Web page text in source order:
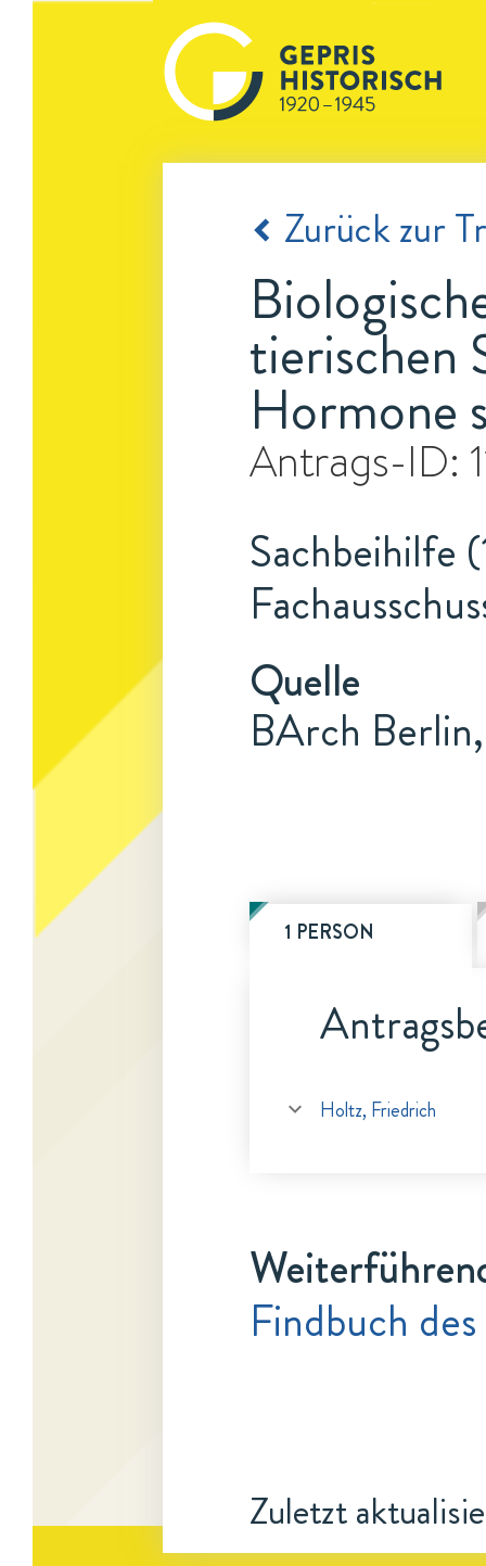
Zurück zur
tierischen
Hormone
Antrags-ID:
Sachbeihilfe
Quelle
BArch
1 PERSON
Holtz, Friedrich
Findbuch
Zuletzt